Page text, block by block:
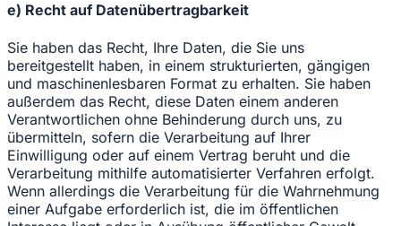
e) Recht auf Datenübertragbarkeit
Sie haben das Recht, Ihre Daten, die Sie uns
bereitgestellt haben, in einem strukturierten, gängigen
und maschinenlesbaren Format zu erhalten. Sie haben
außerdem das Recht, diese Daten einem anderen
Verantwortlichen ohne Behinderung durch uns, zu
übermitteln, sofern die Verarbeitung auf Ihrer
Einwilligung oder auf einem Vertrag beruht und die
Verarbeitung mithilfe automatisierter Verfahren erfolgt.
Wenn allerdings die Verarbeitung für die Wahrnehmung
einer Aufgabe erforderlich ist, die im öffentlichen